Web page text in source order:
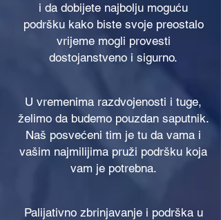
i da dobijete najbolju moguću
podršku kako biste svoje preostalo
vrijeme mogli provesti
dostojanstveno i sigurno.
U vremenima razdvojenosti i tuge,
želimo da budemo pouzdan saputnik.
Naš posvećeni tim je tu da vama i
vašim najmilijima pruži podršku koja
vam je potrebna.
Palijativno zbrinjavanje i podrška u